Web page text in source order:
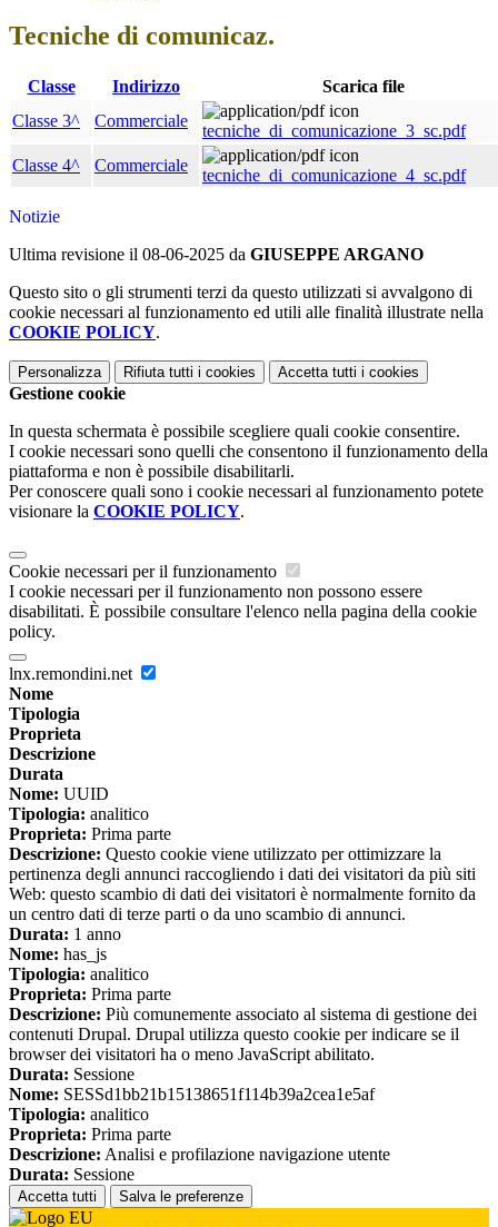
Tecniche di comunicaz.
Classe Indirizzo
Scarica file
Classe 3^
Commerciale
tecniche_di_comunicazione_3_sc.pdf
Classe 4^
Commerciale
tecniche_di_comunicazione_4_sc.pdf
Notizie
Ultima revisione il 08-06-2025 da GIUSEPPE ARGANO
Questo sito o gli strumenti terzi da questo utilizzati si avvalgono di
cookie necessari al funzionamento ed utili alle finalità illustrate nella
COOKIE POLICY.
Personalizza Rifiuta tutti i cookies Accetta tutti i cookies
Gestione cookie
In questa schermata è possibile scegliere quali cookie consentire.
I cookie necessari sono quelli che consentono il funzionamento della
piattaforma e non è possibile disabilitarli.
Per conoscere quali sono i cookie necessari al funzionamento potete
visionare la COOKIE POLICY.
Cookie necessari per il funzionamento
I cookie necessari per il funzionamento non possono essere
disabilitati. È possibile consultare l'elenco nella pagina della cookie
policy.
lnx.remondini.net
Nome
Tipologia
Proprieta
Descrizione
Durata
Nome: UUID
Tipologia: analitico
Proprieta: Prima parte
Descrizione: Questo cookie viene utilizzato per ottimizzare la
pertinenza degli annunci raccogliendo i dati dei visitatori da più siti
Web: questo scambio di dati dei visitatori è normalmente fornito da
un centro dati di terze parti o da uno scambio di annunci.
Durata: 1 anno
Nome: has_js
Tipologia: analitico
Proprieta: Prima parte
Descrizione: Più comunemente associato al sistema di gestione dei
contenuti Drupal. Drupal utilizza questo cookie per indicare se il
browser dei visitatori ha o meno JavaScript abilitato.
Durata: Sessione
Nome: SESSd1bb21b15138651f114b39a2cea1e5af
Tipologia: analitico
Proprieta: Prima parte
Descrizione: Analisi e profilazione navigazione utente
Durata: Sessione
Accetta tutti Salva le preferenze